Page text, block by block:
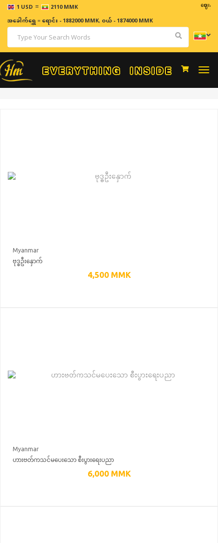
1 USD = 2110 MMK ဈေးနှုန်းမျာ
အခေါက်ရွှေ=ရောင်း - 1882000 MMK, ဝယ် - 1874000 MMK
Myanmar
ဗုဒ္ဓဦးနှောက်
4,500 MMK
Myanmar
ဟားဗတ်ကသင်မပေးသော စီးပွားရေးပညာ
6,000 MMK